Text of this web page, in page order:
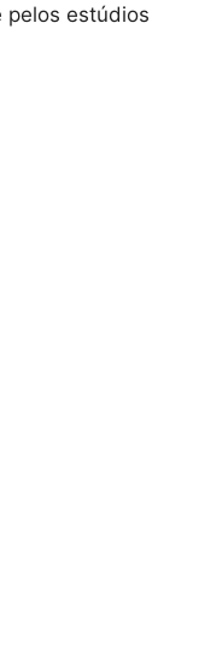
pelos estúdios